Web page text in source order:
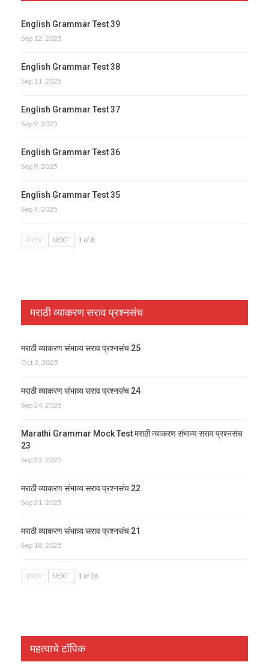
English Grammar Test 39
Sep 12, 2025
English Grammar Test 38
Sep 11, 2025
English Grammar Test 37
Sep 9, 2025
English Grammar Test 36
Sep 9, 2025
English Grammar Test 35
Sep 7, 2025
PREV NEXT 1 of 8
मराठी व्याकरण सराव प्रश्नसंच
मराठी व्याकरण संभाव्य सराव प्रश्नसंच 25
Oct 3, 2025
मराठी व्याकरण संभाव्य सराव प्रश्नसंच 24
Sep 24, 2025
Marathi Grammar Mock Test मराठी व्याकरण संभाव्य सराव प्रश्नसंच
23
Sep 23, 2025
मराठी व्याकरण संभाव्य सराव प्रश्नसंच 22
Sep 21, 2025
मराठी व्याकरण संभाव्य सराव प्रश्नसंच 21
Sep 18, 2025
PREV NEXT 1 of 26
महत्वाचे टॉपिक